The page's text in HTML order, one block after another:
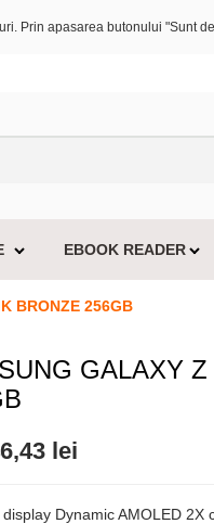
Prin apasarea butonului "Sunt
EBOOK READER
BRONZE 256GB
GALAXY
lei
Dynamic AMOLED